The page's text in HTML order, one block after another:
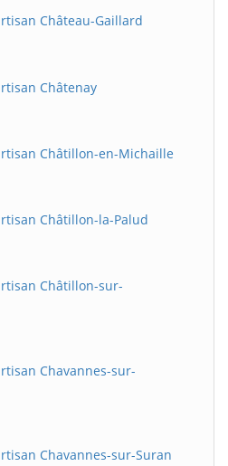
Château-Gaillard
Châtenay
Châtillon-en-Michaille
Châtillon-la-Palud
Châtillon-sur-
Chavannes-sur-
Chavannes-sur-Suran